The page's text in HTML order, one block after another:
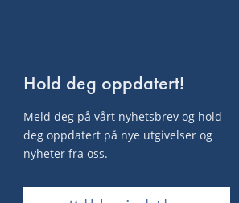
Hold deg oppdatert!
Meld deg på vårt nyhetsbrev og hold
deg oppdatert på nye utgivelser og
nyheter fra oss.